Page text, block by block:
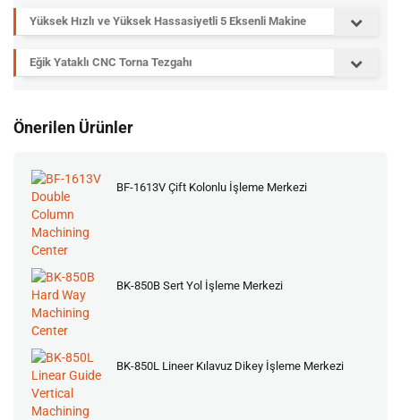
Yüksek Hızlı ve Yüksek Hassasiyetli 5 Eksenli Makine
Eğik Yataklı CNC Torna Tezgahı
Önerilen Ürünler
BF-1613V Çift Kolonlu İşleme Merkezi
BK-850B Sert Yol İşleme Merkezi
BK-850L Lineer Kılavuz Dikey İşleme Merkezi